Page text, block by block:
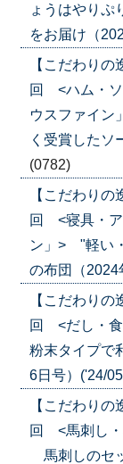
ょうはやり
をお届け（
【こだわりの
回 <ハム・ソ
ウスファイ
く受賞したソ
(0782)
【こだわり
回 <寝具・ア
ン」> "軽い
の布団（2024
【こだわり
回 <だし・食
粉末タイプで
6日号）('24/
【こだわり
回 <馬刺し・
馬刺しのセ